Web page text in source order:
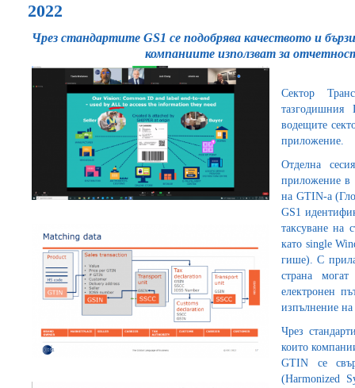
2022
Чрез стандартите GS1 се подобрява качеството и
компаниите използват за
Сектор
водещите
приложение.
Отделна
приложение в
на GTIN-а
GS1
таксуване на
като single
гише). С
страна
електронен
изпълнение
Чрез
които
GTIN се
(Harmonized